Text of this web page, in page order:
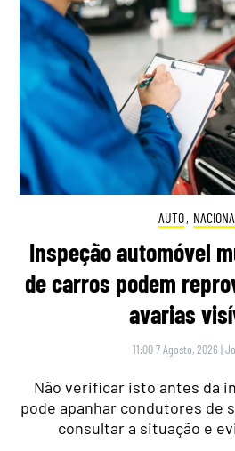
AUTO,
Inspeção automóvel
de carros podem
avarias
11:00 7 Agosto, 2026 |
Não verificar isto antes da
pode apanhar condutores de
consultar a situação e